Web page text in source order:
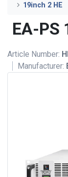
19inch 2 HE
EA-PS
Article Number:
Manufacturer: